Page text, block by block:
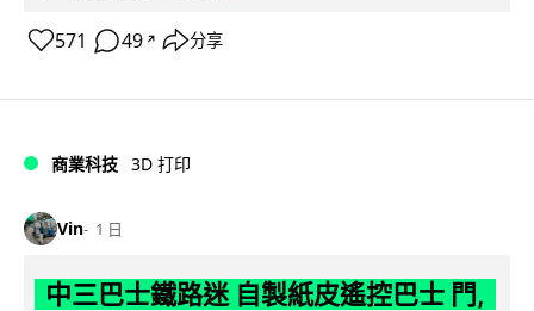
571 49 ↗ 分享
商業科技 3D 打印
Vin 1 日
中三巴士鐵路迷 自製紙皮遙控巴士 門,